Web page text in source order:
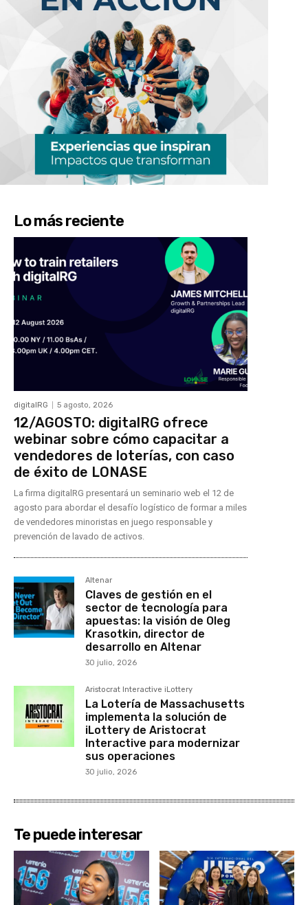
Lo más reciente
digitalRG 5 agosto, 2026
12/AGOSTO: digitalRG ofrece
webinar sobre cómo capacitar a
vendedores de loterías, con caso
de éxito de LONASE
La firma digitalRG presentará un seminario web el 12 de
agosto para abordar el desafío logístico de formar a miles
de vendedores minoristas en juego responsable y
prevención de lavado de activos.
Altenar
Claves de gestión en el
sector de tecnología para
apuestas: la visión de Oleg
Krasotkin, director de
desarrollo en Altenar
30 julio, 2026
Aristocrat Interactive iLottery
La Lotería de Massachusetts
implementa la solución de
iLottery de Aristocrat
Interactive para modernizar
sus operaciones
30 julio, 2026
Te puede interesar